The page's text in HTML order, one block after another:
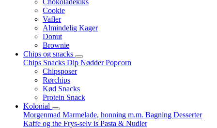
Chokoladekiks
Cookie
Vafler
Almindelig Kager
Donut
Brownie
Chips og snacks
Chips Snacks Dip NødderPopcorn
Chipsposer
Rørchips
Kød Snacks
Protein Snack
Kolonial
Morgenmad Marmelade, honning m.m. Bagning Desserter
Kaffe og the Frys-selv is Pasta & Nudler